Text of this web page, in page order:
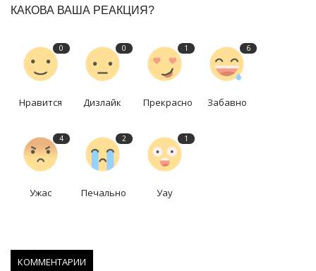
КАКОВА ВАША РЕАКЦИЯ?
0
Нравится
0
Дизлайк
1
Прекрасно
6
Забавно
4
Ужас
2
Печально
1
Уау
КОММЕНТАРИИ